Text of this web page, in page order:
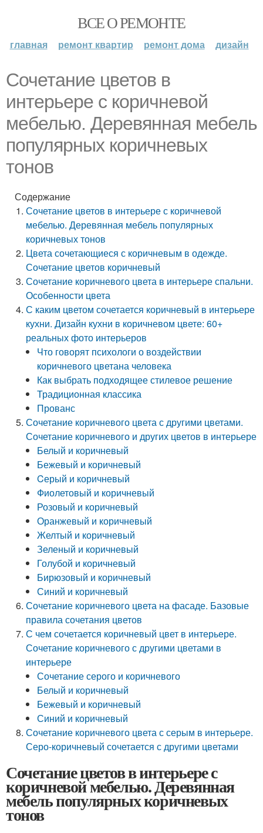
ВСЕ О РЕМОНТЕ
главная ремонт квартир ремонт дома дизайн
Сочетание цветов в
интерьере с коричневой
мебелью. Деревянная мебель
популярных коричневых
тонов
Содержание
Сочетание цветов в интерьере с коричневой
мебелью. Деревянная мебель популярных
коричневых тонов
Цвета сочетающиеся с коричневым в одежде.
Сочетание цветов коричневый
Сочетание коричневого цвета в интерьере спальни.
Особенности цвета
С каким цветом сочетается коричневый в интерьере
кухни. Дизайн кухни в коричневом цвете: 60+
реальных фото интерьеров
Что говорят психологи о воздействии
коричневого цветана человека
Как выбрать подходящее стилевое решение
Традиционная классика
Прованс
Сочетание коричневого цвета с другими цветами.
Сочетание коричневого и других цветов в интерьере
Белый и коричневый
Бежевый и коричневый
Cерый и коричневый
Фиолетовый и коричневый
Розовый и коричневый
Оранжевый и коричневый
Желтый и коричневый
Зеленый и коричневый
Голубой и коричневый
Бирюзовый и коричневый
Синий и коричневый
Сочетание коричневого цвета на фасаде. Базовые
правила сочетания цветов
С чем сочетается коричневый цвет в интерьере.
Сочетание коричневого с другими цветами в
интерьере
Сочетание серого и коричневого
Белый и коричневый
Бежевый и коричневый
Синий и коричневый
Сочетание коричневого цвета с серым в интерьере.
Серо-коричневый сочетается с другими цветами
Сочетание цветов в интерьере с
коричневой мебелью. Деревянная
мебель популярных коричневых
тонов